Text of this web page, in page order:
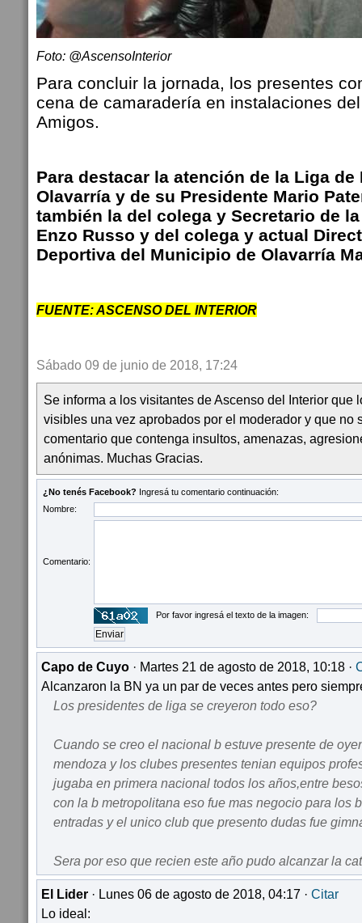
Foto: @AscensoInterior
Para concluir la jornada, los presentes
cena de camaradería en instalaciones
Amigos.
Para destacar la atención de la Liga de
Olavarría y de su Presidente Mario
también la del colega y Secretario de
Enzo Russo y del colega y actual
Deportiva del Municipio de Olavarría
FUENTE: ASCENSO DEL INTERIOR
Sábado 09 de junio de 2018, 17:24
Se informa a los visitantes de Ascenso del Interior que
visibles una vez aprobados por el moderador y que no
comentario que contenga insultos, amenazas,
anónimas. Muchas Gracias.
¿No tenés Facebook? Ingresá tu comentario continuación:
Nombre:
Comentario:
Por favor ingresá el texto de la imagen:
Capo de Cuyo · Martes 21 de agosto de 2018, 10:18 ·
Alcanzaron la BN ya un par de veces antes pero
Los presidentes de liga se creyeron todo eso?
Cuando se creo el nacional b estuve presente de
mendoza y los clubes presentes tenian equipos
jugaba en primera nacional todos los años,entre
con la b metropolitana eso fue mas negocio para los
entradas y el unico club que presento dudas fue
Sera por eso que recien este año pudo alcanzar la
El Lider · Lunes 06 de agosto de 2018, 04:17 · Citar
Lo ideal: